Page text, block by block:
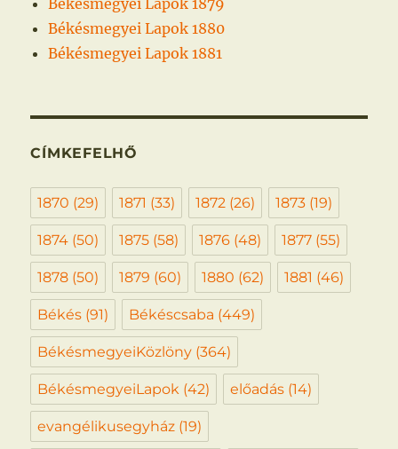
Békésmegyei Lapok 1879
Békésmegyei Lapok 1880
Békésmegyei Lapok 1881
CÍMKEFELHŐ
1870 (29) 1871 (33) 1872 (26) 1873 (19)
1874 (50) 1875 (58) 1876 (48) 1877 (55)
1878 (50) 1879 (60) 1880 (62) 1881 (46)
Békés (91) Békéscsaba (449)
BékésmegyeiKözlöny (364)
BékésmegyeiLapok (42) előadás (14)
evangélikusegyház (19)